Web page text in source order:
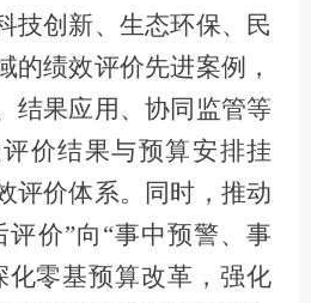
技创新、生态环保、民
的绩效评价先进案例，
结果应用、协同监管等
价结果与预算安排挂
评价体系。同时，推动
评价”向“事中预警、事
化零基预算改革，强化